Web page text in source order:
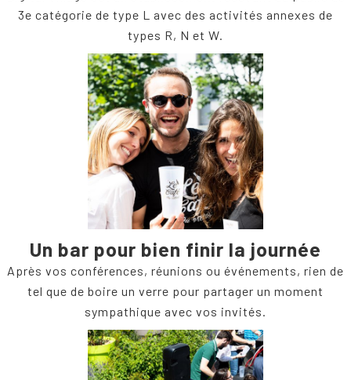
3e catégorie de type L avec des activités annexes de
types R, N et W.
Un bar pour bien finir la journée
Après vos conférences, réunions ou événements, rien de
tel que de boire un verre pour partager un moment
sympathique avec vos invités.